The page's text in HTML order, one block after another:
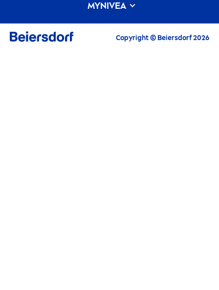
Trabajar en Beiersdorf
Cómo cuidaNIVEAel planeta Contacto
MYNIVEA
Las últimas novedades, consejos para cuidarte,
Copyright © Beiersdorf 2026